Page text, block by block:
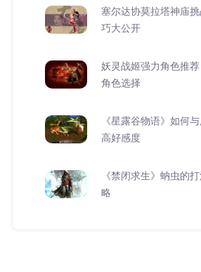
塞尔达协莫拉塔神庙
巧大公开
妖灵战姬强力角色推
角色选择
《星露谷物语》如何
高好感度
《禁闭求生》蚋虫的
略